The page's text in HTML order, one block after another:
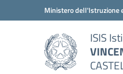
Vai ai contenuti
Vai al menu di navigazione
Ministero dell'Istruzione
ISIS